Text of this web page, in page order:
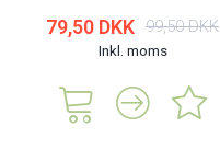
79,50 DKK 99,50 DKK
Inkl. moms